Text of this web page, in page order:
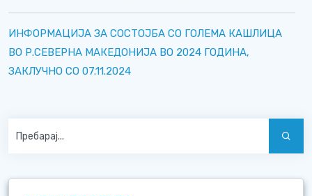
ИНФОРМАЦИЈА ЗА СОСТОЈБА СО ГОЛЕМА КАШЛИЦА
ВО Р.СЕВЕРНА МАКЕДОНИЈА ВО 2024 ГОДИНА,
ЗАКЛУЧНО СО 07.11.2024